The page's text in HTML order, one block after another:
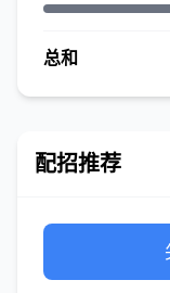
总和
配招推荐